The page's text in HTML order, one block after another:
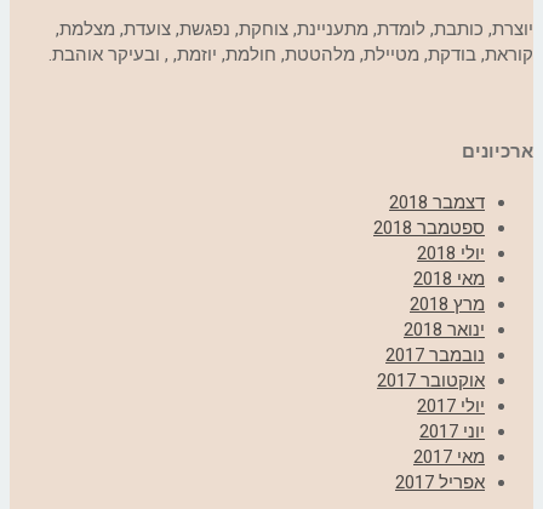
יוצרת, כותבת, לומדת, מתעניינת, צוחקת, נפגשת, צועדת, מצלמת,
קוראת, בודקת, מטיילת, מלהטטת, חולמת, יוזמת, , ובעיקר אוהבת.
ארכיונים
דצמבר 2018
ספטמבר 2018
יולי 2018
מאי 2018
מרץ 2018
ינואר 2018
נובמבר 2017
אוקטובר 2017
יולי 2017
יוני 2017
מאי 2017
אפריל 2017